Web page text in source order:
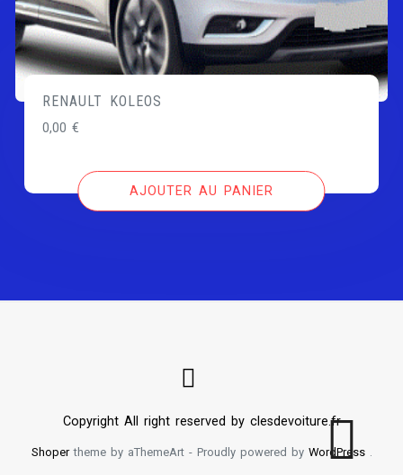
RENAULT KOLEOS
0,00€
AJOUTER AU PANIER
Copyright All right reserved by clesdevoiture.fr
Shopertheme by aThemeArt - Proudly powered by WordPress.